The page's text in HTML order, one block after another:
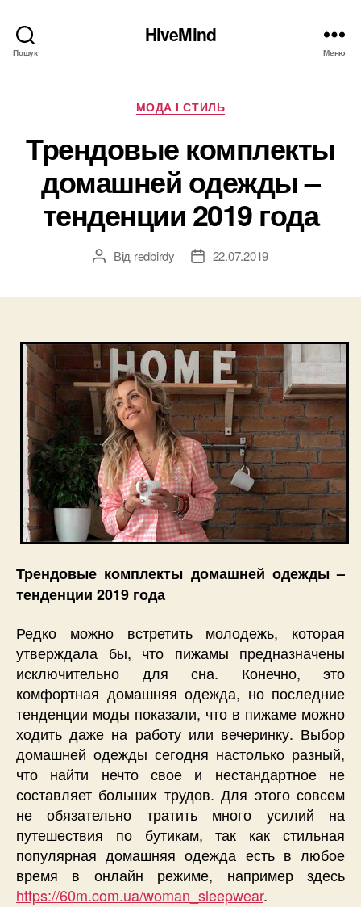
Пошук
HiveMind
Меню
Категорії
МОДА І СТИЛЬ
Трендовые комплекты
домашней одежды –
тенденции 2019 года
Автор
Від redbirdy
Дата22.07.2019
Трендовые комплекты домашней одежды –
тенденции 2019 года
Редко можно встретить молодежь, которая
утверждала бы, что пижамы предназначены
исключительно для сна. Конечно, это
комфортная домашняя одежда, но последние
тенденции моды показали, что в пижаме можно
ходить даже на работу или вечеринку. Выбор
домашней одежды сегодня настолько разный,
что найти нечто свое и нестандартное не
составляет больших трудов. Для этого совсем
не обязательно тратить много усилий на
путешествия по бутикам, так как стильная
популярная домашняя одежда есть в любое
время в онлайн режиме, например здесь
https://60m.com.ua/woman_sleepwear.